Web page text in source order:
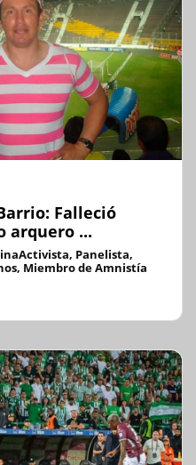
Falleció
arquero ...
Panelista,
Miembro de Amnistía